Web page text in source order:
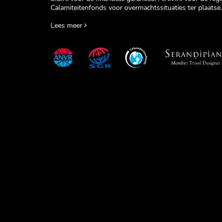
Calamiteitenfonds voor overmachtssituaties ter plaatse.
Lees meer